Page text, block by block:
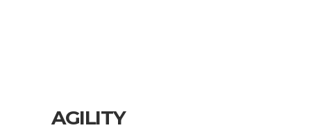
AGILITY